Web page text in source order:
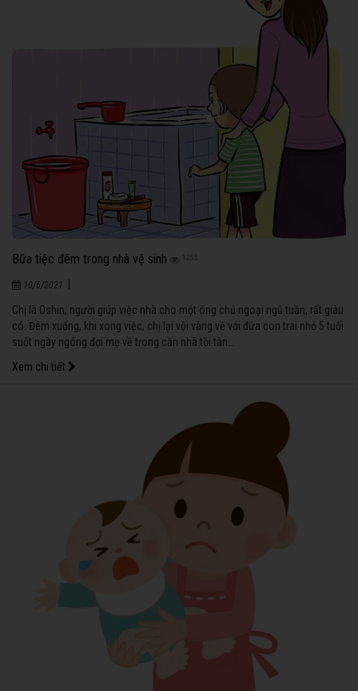
Bữa tiệc đêm trong nhà vệ sinh
10/6/2021
Chị là Oshin, người giúp việc nhà cho một ông chủ ngoại ngũ tuần, rất giàu
có. Đêm xuống, khi xong việc, chị lại vội vàng về với đứa con trai nhỏ 5 tuổi
suốt ngày ngóng đợi mẹ về trong căn nhà tồi tàn…
Xem chi tiết